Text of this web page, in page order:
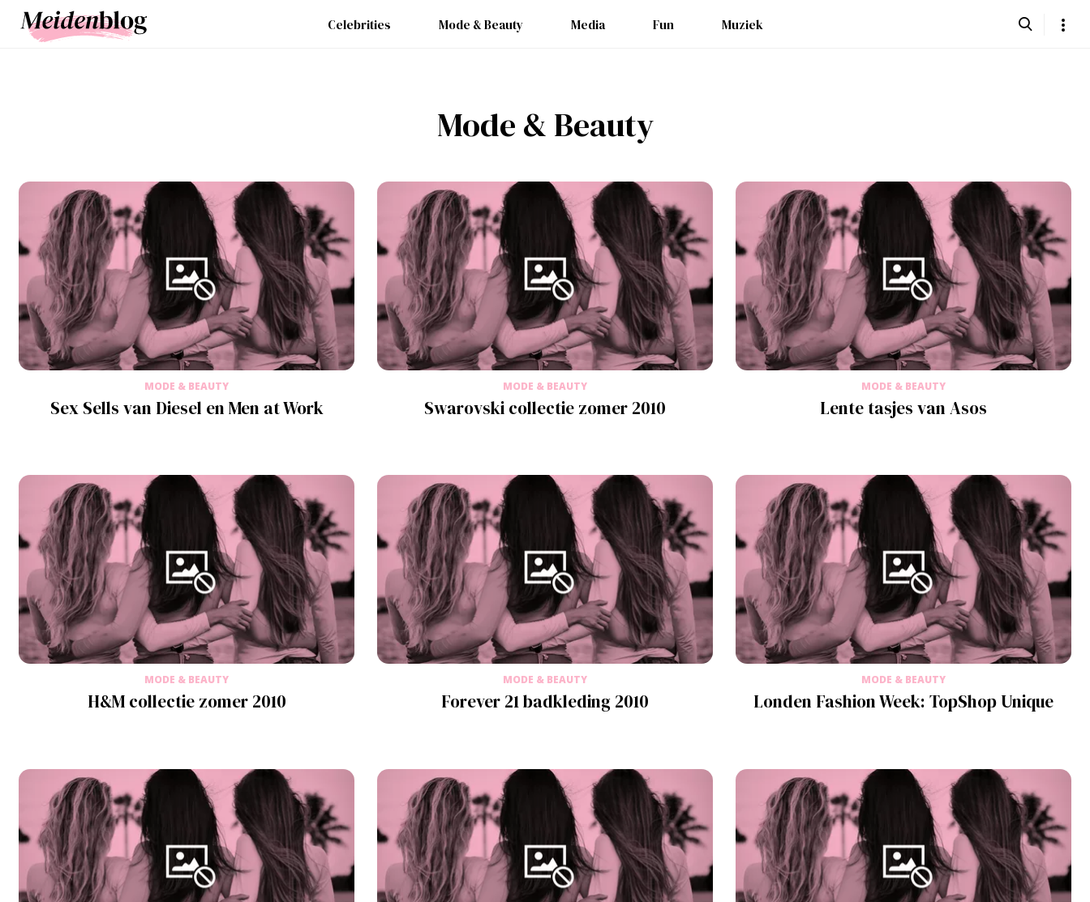
Celebrities Mode & Beauty Media Fun Muziek
Mode & Beauty
MODE & BEAUTY
Sex Sells van Diesel en Men at Work
MODE & BEAUTY
Swarovski collectie zomer 2010
MODE & BEAUTY
Lente tasjes van Asos
MODE & BEAUTY
H&M collectie zomer 2010
MODE & BEAUTY
Forever 21 badkleding 2010
MODE & BEAUTY
Londen Fashion Week: TopShop Unique